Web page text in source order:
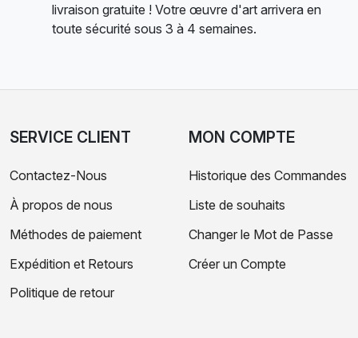
livraison gratuite ! Votre œuvre d'art arrivera en
toute sécurité sous 3 à 4 semaines.
SERVICE CLIENT
Contactez-Nous
À propos de nous
Méthodes de paiement
Expédition et Retours
Politique de retour
MON COMPTE
Historique des Commandes
Liste de souhaits
Changer le Mot de Passe
Créer un Compte